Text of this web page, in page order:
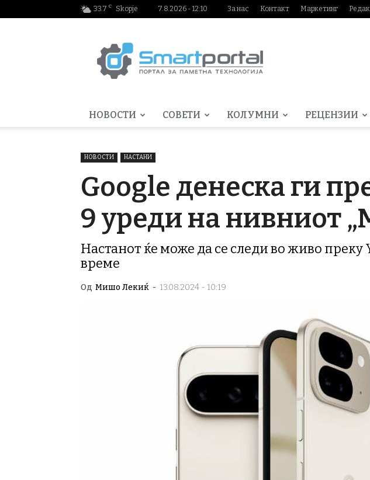
33.7 C Skopje 7.8.2026 - 12:10 За нас Контакт Маркетинг
НОВОСТИ СОВЕТИ КОЛУМНИ РЕЦЕНЗИИ
НОВОСТИ НАСТАНИ
Google денеска ги
9 уреди на нивниот
Настанот ќе може да се следи во живо преку
време
Од Мишо Лекиќ - 13.08.2024 - 10:19